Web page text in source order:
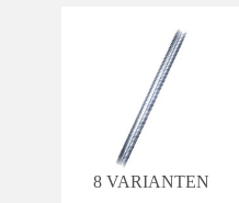
8 VARIANTEN